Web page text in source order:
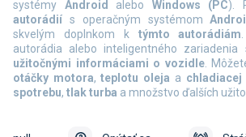
systémy Android alebo Windows (PC).
autorádií s operačným systémom
skvelým doplnkom k týmto autorádiám
autorádia alebo inteligentného
užitočnými informáciami o vozidle.
otáčky motora,teplotu oleja a chladiacej
spotrebu, tlak turba a množstvo ďalších